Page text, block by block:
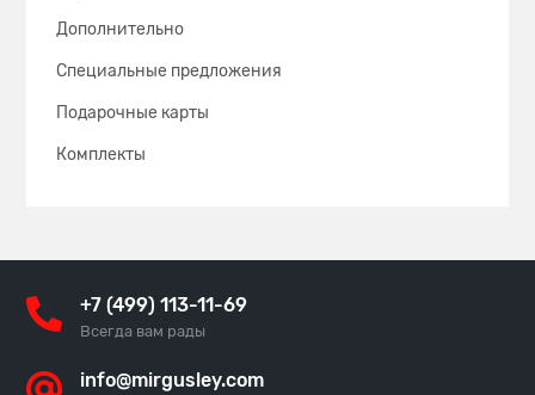
Дополнительно
Специальные предложения
Подарочные карты
Комплекты
+7 (499) 113-11-69
Всегда вам рады
info@mirgusley.com